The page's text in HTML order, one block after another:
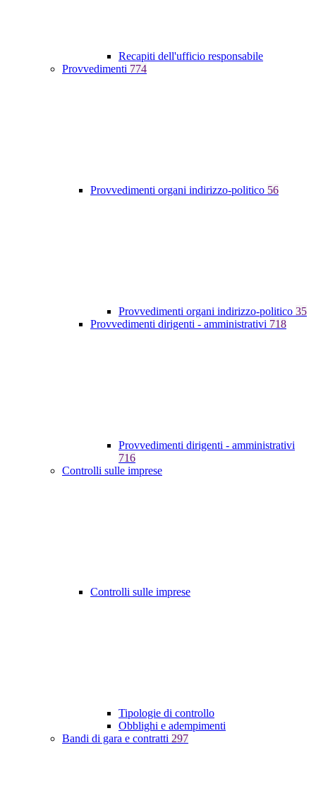
Recapiti dell'ufficio responsabile
Provvedimenti 774
Provvedimenti organi indirizzo-politico 56
Provvedimenti organi indirizzo-politico 35
Provvedimenti dirigenti - amministrativi 718
Provvedimenti dirigenti - amministrativi
716
Controlli sulle imprese
Controlli sulle imprese
Tipologie di controllo
Obblighi e adempimenti
Bandi di gara e contratti 297